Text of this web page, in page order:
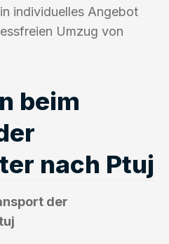
individuelles Angebot
Umzug von
beim
nach Ptuj
der